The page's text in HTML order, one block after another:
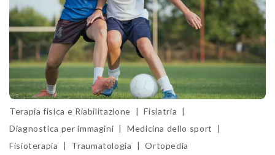
Terapia fisica e Riabilitazione | Fisiatria |
Diagnostica per immagini | Medicina dello sport
|
Fisioterapia
| Traumatologia | Ortopedia